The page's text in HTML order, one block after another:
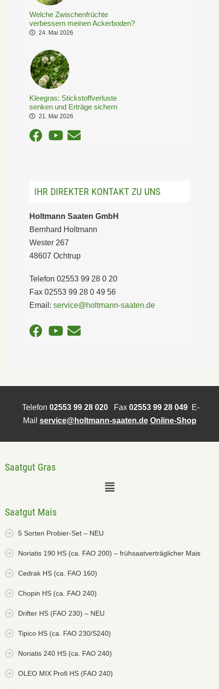
Welche Zwischenfrüchte
verbessern meinen Ackerboden?
24. Mai 2026
Kleegras: Stickstoffverluste
senken und Erträge sichern
21. Mai 2026
IHR DIREKTER KONTAKT ZU UNS
Holtmann Saaten GmbH
Bernhard Holtmann
Wester 267
48607 Ochtrup
Telefon 02553 99 28 0 20
Fax 02553 99 28 0 49 56
Email: service@holtmann-saaten.de
Telefon 02553 99 28 020Fax 02553 99 28 049E-
Mail service@holtmann-saaten.de Online-Shop
Saatgut Gras
Saatgut Mais
5 Sorten Probier-Set – NEU
Noriatis 190 HS (ca. FAO 200) – frühsaatverträglicher Mais
Cedrak HS (ca. FAO 160)
Chopin HS (ca. FAO 240)
Drifter HS (FAO 230) – NEU
Tipico HS (ca. FAO 230/S240)
Noriatis 240 HS (ca. FAO 240)
OLEO MIX Profi HS (FAO 240)